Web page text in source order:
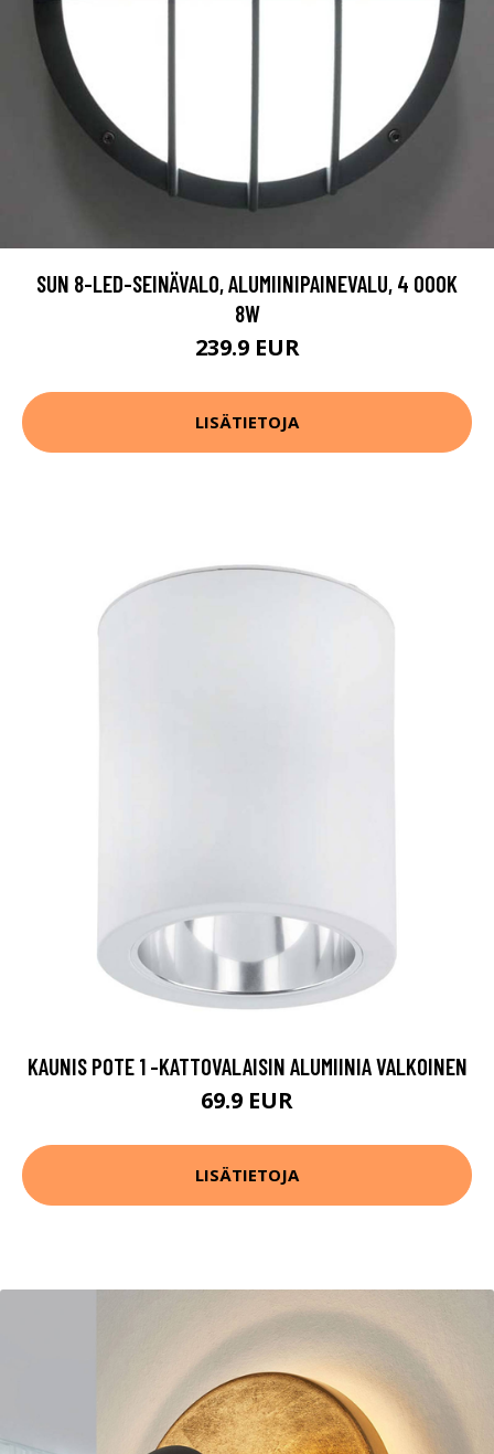
SUN 8-LED-SEINÄVALO, ALUMIINIPAINEVALU, 4 000K
8W
239.9 EUR
LISÄTIETOJA
KAUNIS POTE 1 -KATTOVALAISIN ALUMIINIA VALKOINEN
69.9 EUR
LISÄTIETOJA